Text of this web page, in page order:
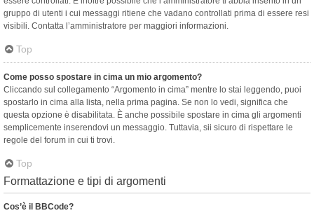
gruppo di utenti i cui messaggi ritiene che vadano controllati prima di essere resi
visibili. Contatta l’amministratore per maggiori informazioni.
Top
Come posso spostare in cima un mio argomento?
Cliccando sul collegamento “Argomento in cima” mentre lo stai leggendo, puoi
spostarlo in cima alla lista, nella prima pagina. Se non lo vedi, significa che
questa opzione è disabilitata. È anche possibile spostare in cima gli argomenti
semplicemente inserendovi un messaggio. Tuttavia, sii sicuro di rispettare le
regole del forum in cui ti trovi.
Top
Formattazione e tipi di argomenti
Cos’è il BBCode?